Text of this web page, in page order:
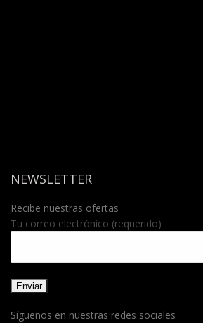
NEWSLETTER
Recibe nuestras ofertas
Tu correo electrónico (requerido)
Síguenos en nuestras redes sociales